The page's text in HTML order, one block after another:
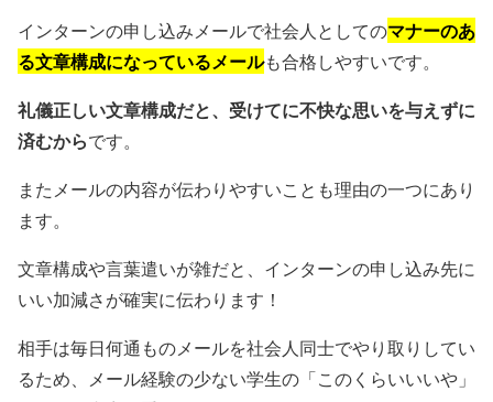
インターンの申し込みメールで社会人としてのマナーのあ
る文章構成になっているメールも合格しやすいです。
礼儀正しい文章構成だと、受けてに不快な思いを与えずに
済むからです。
またメールの内容が伝わりやすいことも理由の一つにあり
ます。
文章構成や言葉遣いが雑だと、インターンの申し込み先に
いい加減さが確実に伝わります！
相手は毎日何通ものメールを社会人同士でやり取りしてい
るため、メール経験の少ない学生の「このくらいいいや 」